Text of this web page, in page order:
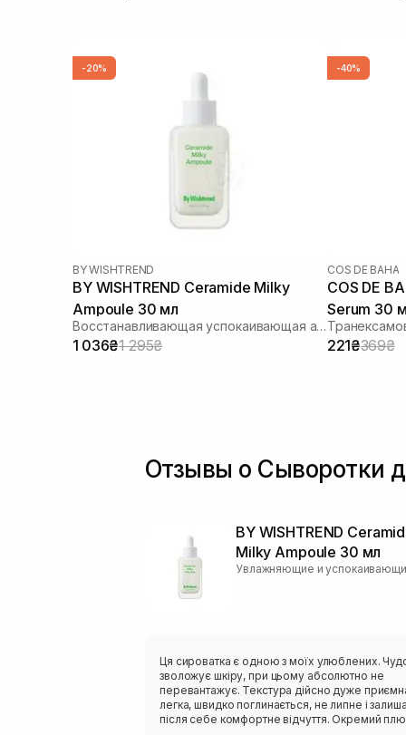
-20%
BY WISHTREND
BY WISHTREND Ceramide Milky
Ampoule 30 мл
Восстанавливающая успокаивающая ампула для лица
1 036₴1 295₴
-40%
COS DE BAHA
COS DE
Serum 30
221₴369₴
Отзывы о Сыворотки
BY WISHTREND
Milky Ampoule 30 мл
Ця сироватка є одною з моїх улюблених.
зволожує шкіру, при цьому абсолютно не
перевантажує. Текстура дійсно дуже
легка, швидко поглинається, не липне і
після себе комфортне відчуття. Окремий